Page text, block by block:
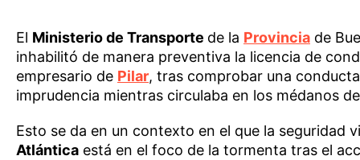
El Ministerio de Transporte de la Provincia de
inhabilitó de manera preventiva la licencia de
empresario de Pilar, tras comprobar una
imprudencia mientras circulaba en los médanos
Esto se da en un contexto en el que la seguridad
Atlántica está en el foco de la tormenta tras el